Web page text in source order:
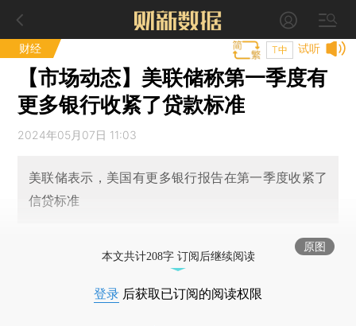
财经 试听
T中
【市场动态】美联储称第一季度有
更多银行收紧了贷款标准
2024年05月07日 11:03
美联储表示，美国有更多银行报告在第一季度收紧了
信贷标准
原图
本文共计208字 订阅后继续阅读
登录 后获取已订阅的阅读权限